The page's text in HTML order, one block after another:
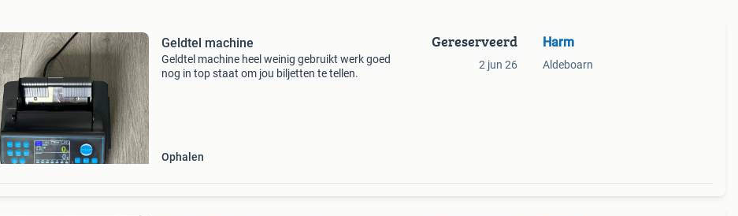
Geldtel machine
Geldtel machine heel weinig gebruikt werk goed
nog in top staat om jou biljetten te tellen.
Ophalen
Gereserveerd
2 jun 26
Harm
Aldeboarn